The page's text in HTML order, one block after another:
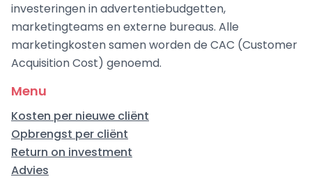
investeringen in advertentiebudgetten,
marketingteams en externe bureaus. Alle
marketingkosten samen worden de CAC (Customer
Acquisition Cost) genoemd.
Menu
Kosten per nieuwe cliënt
Opbrengst per cliënt
Return on investment
Advies